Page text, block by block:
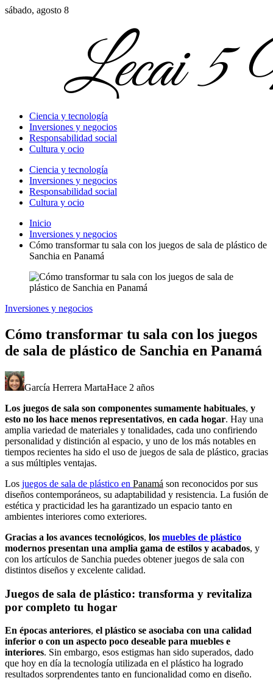
sábado, agosto 8
Ciencia y tecnología
Inversiones y negocios
Responsabilidad social
Cultura y ocio
Ciencia y tecnología
Inversiones y negocios
Responsabilidad social
Cultura y ocio
Inicio
Inversiones y negocios
Cómo transformar tu sala con los juegos de sala de plástico de
Sanchia en Panamá
Inversiones y negocios
Cómo transformar tu sala con los juegos
de sala de plástico de Sanchia en Panamá
García Herrera MartaHace 2 años
Los juegos de sala son componentes sumamente habituales, y
esto no los hace menos representativos, en cada hogar. Hay una
amplia variedad de materiales y tonalidades, cada uno confiriendo
personalidad y distinción al espacio, y uno de los más notables en
tiempos recientes ha sido el uso de juegos de sala de plástico, gracias
a sus múltiples ventajas.
Los juegos de sala de plástico en Panamá son reconocidos por sus
diseños contemporáneos, su adaptabilidad y resistencia. La fusión de
estética y practicidad les ha garantizado un espacio tanto en
ambientes interiores como exteriores.
Gracias a los avances tecnológicos, los muebles de plástico
modernos presentan una amplia gama de estilos y acabados, y
con los artículos de Sanchia puedes obtener juegos de sala con
distintos diseños y excelente calidad.
Juegos de sala de plástico: transforma y revitaliza
por completo tu hogar
En épocas anteriores, el plástico se asociaba con una calidad
inferior o con un aspecto poco deseable para muebles e
interiores. Sin embargo, esos estigmas han sido superados, dado
que hoy en día la tecnología utilizada en el plástico ha logrado
resultados sorprendentes tanto en funcionalidad como en diseño.